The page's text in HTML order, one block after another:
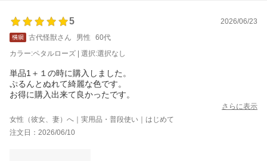
5
2026/06/23
古代怪獣さん
男性
60代
カラー:ペタルローズ | 選択:選択なし
単品1＋１の時に購入しました。
ぷるんとぬれて綺麗な色です。
お得に購入出来て良かったです。
さらに表示
女性（彼女、妻）へ｜実用品・普段使い｜はじめて
注文日：2026/06/10